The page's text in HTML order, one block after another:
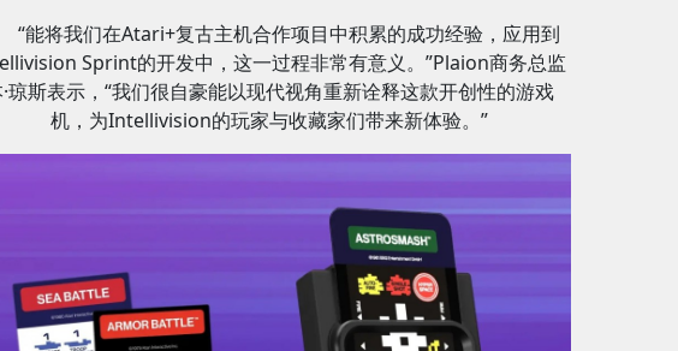
“能将我们在Atari+复古主机合作项目中积累的成功经验，应用到
Sprint的开发中，这一过程非常有意义。”Plaion商务总监
琼斯表示，“我们很自豪能以现代视角重新诠释这款开创性的游戏
机，为Intellivision的玩家与收藏家们带来新体验。”